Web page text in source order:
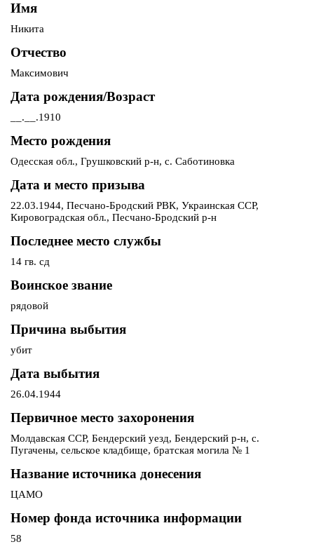
Имя
Никита
Отчество
Максимович
Дата рождения/Возраст
__.__.1910
Место рождения
Одесская обл., Грушковский р-н, с. Саботиновка
Дата и место призыва
22.03.1944, Песчано-Бродский РВК, Украинская ССР,
Кировоградская обл., Песчано-Бродский р-н
Последнее место службы
14 гв. сд
Воинское звание
рядовой
Причина выбытия
убит
Дата выбытия
26.04.1944
Первичное место захоронения
Молдавская ССР, Бендерский уезд, Бендерский р-н, с.
Пугачены, сельское кладбище, братская могила № 1
Название источника донесения
ЦАМО
Номер фонда источника информации
58